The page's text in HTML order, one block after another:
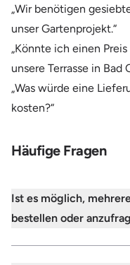
„Wir benötigen
unser Gartenprojekt.“
„Könnte ich einen
unsere Terrasse in Bad
„Was würde eine
kosten?“
Häufige Fragen
Ist es möglich,
bestellen oder